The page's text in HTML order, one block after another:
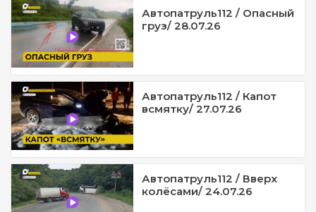
Автопатруль112 / Опасный
груз/ 28.07.26
Автопатруль112 / Капот
всмятку/ 27.07.26
Автопатруль112 / Вверх
колёсами/ 24.07.26